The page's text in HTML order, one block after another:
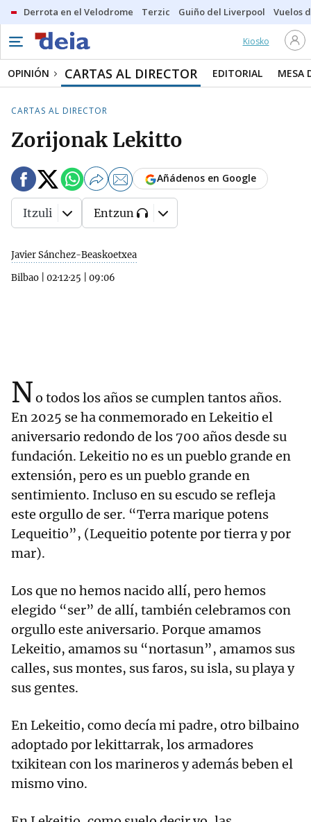
Derrota en el Velodrome Terzic Guiño del Liverpool Vuelos
Kiosko
OPINIÓN CARTAS AL DIRECTOR EDITORIAL MESA
CARTAS AL DIRECTOR
Zorijonak Lekitto
Javier Sánchez-Beaskoetxea
Bilbao
02·12·25 09:06
Añádenos en Google
Itzuli Entzun
No todos los años se cumplen tantos años.
En 2025 se ha conmemorado en Lekeitio el
aniversario redondo de los 700 años desde su
fundación. Lekeitio no es un pueblo grande en
extensión, pero es un pueblo grande en
sentimiento. Incluso en su escudo se refleja
este orgullo de ser. “Terra marique potens
Lequeitio”, (Lequeitio potente por tierra y por
mar).
Los que no hemos nacido allí, pero hemos
elegido “ser” de allí, también celebramos con
orgullo este aniversario. Porque amamos
Lekeitio, amamos su “nortasun”, amamos sus
calles, sus montes, sus faros, su isla, su playa y
sus gentes.
En Lekeitio, como decía mi padre, otro bilbaino
adoptado por lekittarrak, los armadores
txikitean con los marineros y además beben el
mismo vino.